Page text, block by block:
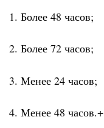
1. Более 48 часов;
2. Более 72 часов;
3. Менее 24 часов;
4. Менее 48 часов.+